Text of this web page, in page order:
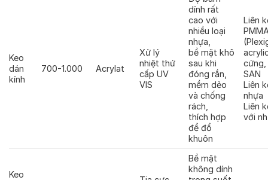
Keo
dán
kính
700-1.000 Acrylat
Xử lý
nhiệt thứ
cấp UV
VIS
dính rất
cao với
nhiều loại
nhựa,
bề mặt khô
sau khi
đóng rắn,
mềm dẻo
và chống
rách,
thích hợp
để đổ
khuôn
Liên
cứng,
SAN
Liên
nhựa
Liên
với
Keo
Bề mặt
không dính